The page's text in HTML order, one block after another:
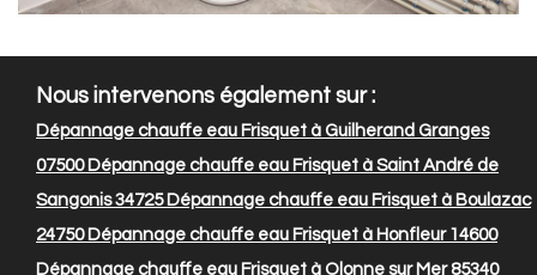
Nous intervenons également sur :
Dépannage chauffe eau Frisquet à Guilherand Granges
07500Dépannage chauffe eau Frisquet à Saint André de
Sangonis 34725Dépannage chauffe eau Frisquet à Boulazac
24750Dépannage chauffe eau Frisquet à Honfleur 14600
Dépannage chauffe eau Frisquet à Olonne sur Mer 85340